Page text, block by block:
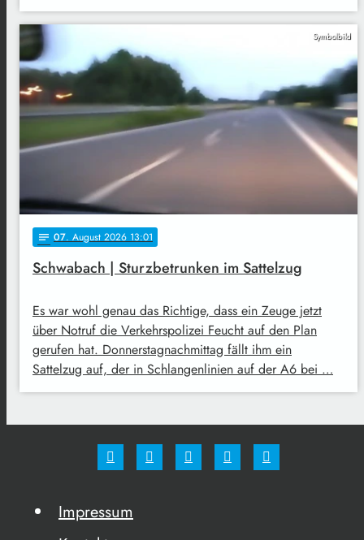
Symbolbild
notes 07. August 2026 13:01
Schwabach | Sturzbetrunken im Sattelzug
Es war wohl genau das Richtige, dass ein Zeuge jetzt
über Notruf die Verkehrspolizei Feucht auf den Plan
gerufen hat. Donnerstagnachmittag fällt ihm ein
Sattelzug auf, der in Schlangenlinien auf der A6 bei …
Impressum